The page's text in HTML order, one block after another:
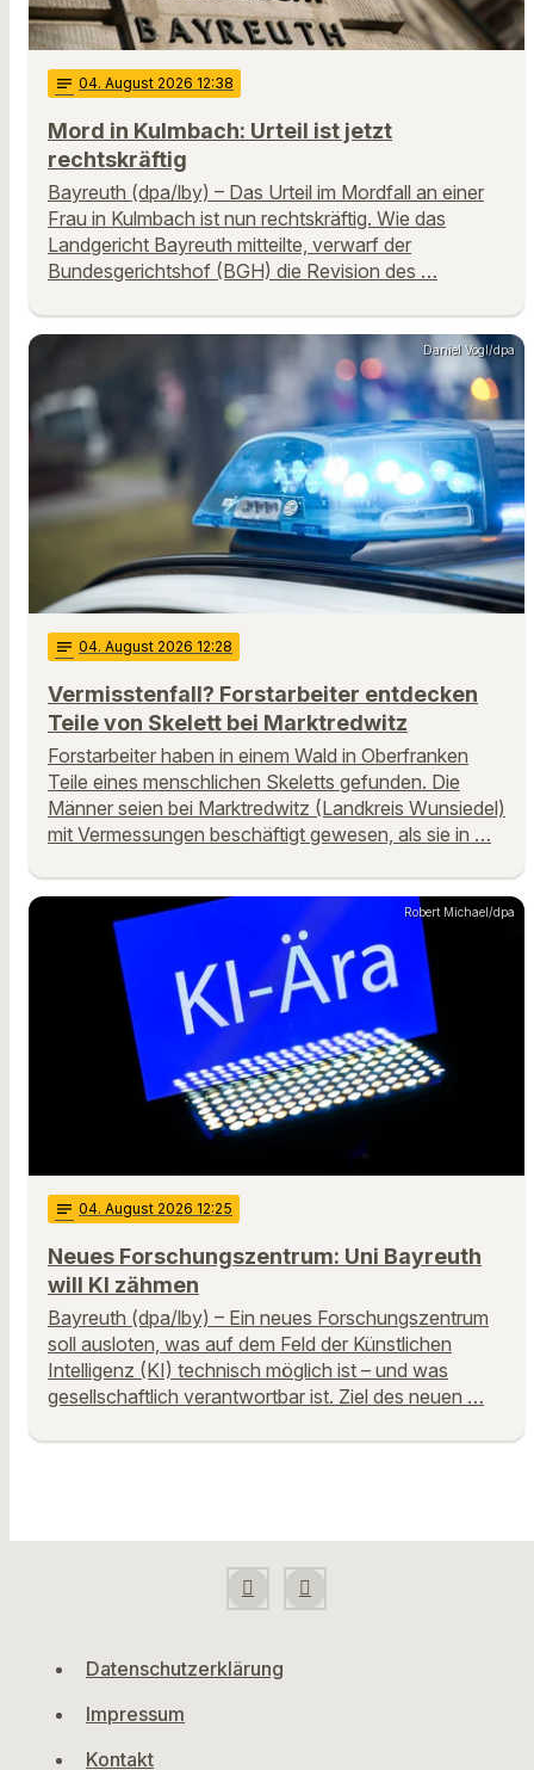
notes 04. August 2026 12:38
Mord in Kulmbach: Urteil ist jetzt
rechtskräftig
Bayreuth (dpa/lby) – Das Urteil im Mordfall an einer
Frau in Kulmbach ist nun rechtskräftig. Wie das
Landgericht Bayreuth mitteilte, verwarf der
Bundesgerichtshof (BGH) die Revision des …
Daniel Vogl/dpa
notes 04. August 2026 12:28
Vermisstenfall? Forstarbeiter entdecken
Teile von Skelett bei Marktredwitz
Forstarbeiter haben in einem Wald in Oberfranken
Teile eines menschlichen Skeletts gefunden. Die
Männer seien bei Marktredwitz (Landkreis Wunsiedel)
mit Vermessungen beschäftigt gewesen, als sie in …
Robert Michael/dpa
notes 04. August 2026 12:25
Neues Forschungszentrum: Uni Bayreuth
will KI zähmen
Bayreuth (dpa/lby) – Ein neues Forschungszentrum
soll ausloten, was auf dem Feld der Künstlichen
Intelligenz (KI) technisch möglich ist – und was
gesellschaftlich verantwortbar ist. Ziel des neuen …
Datenschutzerklärung
Impressum
Kontakt